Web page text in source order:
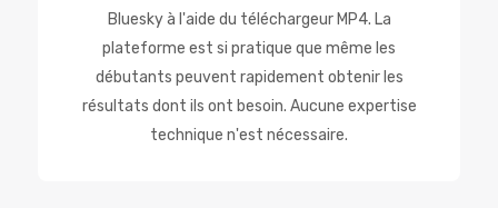
Bluesky à l'aide du téléchargeur MP4. La
plateforme est si pratique que même les
débutants peuvent rapidement obtenir les
résultats dont ils ont besoin. Aucune expertise
technique n'est nécessaire.